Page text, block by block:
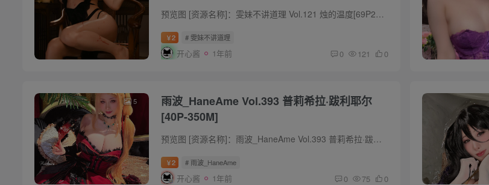
预览图 [资源名称]：雯妹不讲道理 Vol.121 烛的温度[69P2V-260MB] [水印说明]：预览图有压缩,套图内均为原版无水印高清大图 [版权申明]：本站内容均来自网络,仅作分享,如有问题请联系删除 [下载...
￥2 # 雯妹不讲道理
开心酱 1年前 0 121 0
5
雨波_HaneAme Vol.393 普莉希拉·跋利耶尔
[40P-350M]
预览图 [资源名称]：雨波_HaneAme Vol.393 普莉希拉·跋利耶尔[40P-350M] [水印说明]：预览图有压缩,套图内均为原版无水印高清大图 [版权申明]：本站内容均来自网络,仅作分享,如有问题请联系删...
￥2 # 雨波_HaneAme
开心酱 1年前 0 75 0